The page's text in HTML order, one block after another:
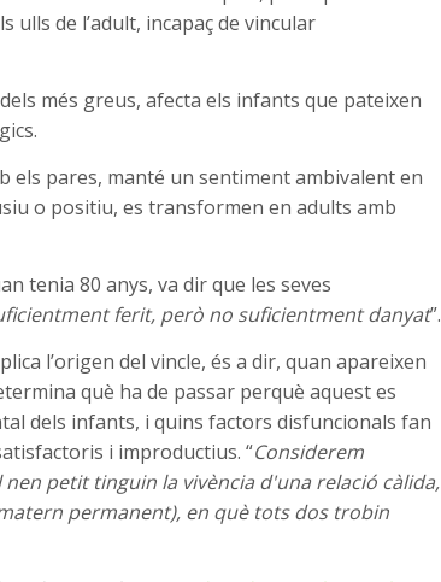
de l’adult, incapaç de vincular
més greus, afecta els infants que pateixen
els pares, manté un sentiment ambivalent en
o positiu, es transformen en adults amb
tenia 80 anys, va dir que les seves
ferit, però no suficientment danyat”.
l’origen del vincle, és a dir, quan apareixen
què ha de passar perquè aquest es
dels infants, i quins factors disfuncionals fan
i improductius. “Considerem
petit tinguin la vivència d'una relació càlida,
permanent), en què tots dos trobin